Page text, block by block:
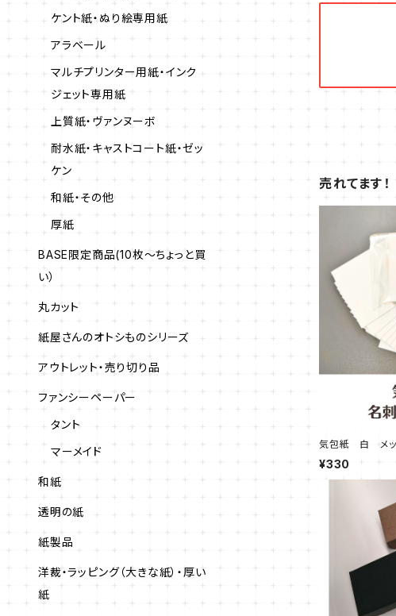
売れてます！
気包紙 白 メッ
¥330
ケント紙・ぬり絵専用紙
アラベール
マルチプリンター用紙・インク
ジェット専用紙
上質紙・ヴァンヌーボ
耐水紙・キャストコート紙・ゼッ
ケン
和紙・その他
厚紙
BASE限定商品(10枚～ちょっと買
い）
丸カット
紙屋さんのオトシものシリーズ
アウトレット・売り切り品
ファンシーペーパー
タント
マーメイド
和紙
透明の紙
紙製品
洋裁・ラッピング（大きな紙）・厚い
紙